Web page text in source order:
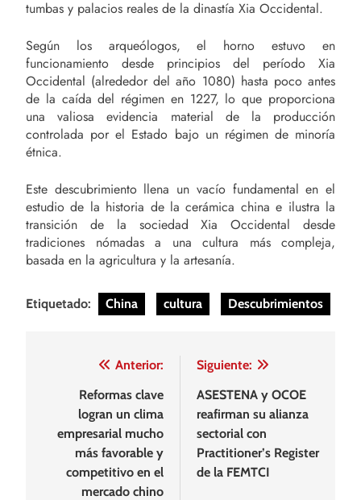
tumbas y palacios reales de la dinastía Xia Occidental.
Según los arqueólogos, el horno estuvo en
funcionamiento desde principios del período Xia
Occidental (alrededor del año 1080) hasta poco antes
de la caída del régimen en 1227, lo que proporciona
una valiosa evidencia material de la producción
controlada por el Estado bajo un régimen de minoría
étnica.
Este descubrimiento llena un vacío fundamental en el
estudio de la historia de la cerámica china e ilustra la
transición de la sociedad Xia Occidental desde
tradiciones nómadas a una cultura más compleja,
basada en la agricultura y la artesanía.
Etiquetado: China cultura Descubrimientos
Navegación
entradas
Anterior:
Reformas clave
logran un clima
empresarial mucho
más favorable y
competitivo en el
mercado chino
Siguiente:
ASESTENA y OCOE
reafirman su alianza
sectorial con
Practitioner’s Register
de la FEMTCI